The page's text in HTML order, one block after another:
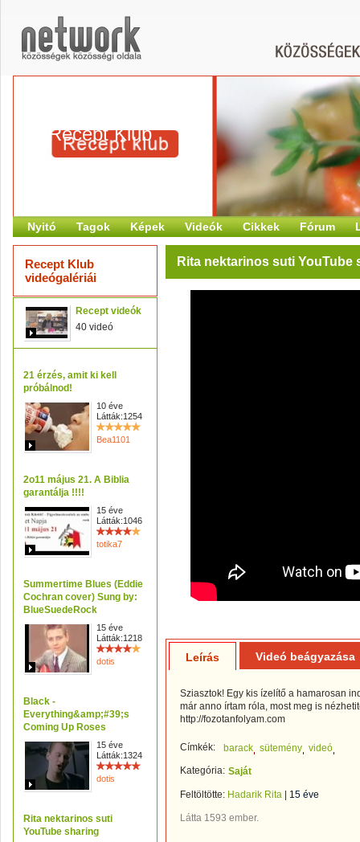
Recept Klub
Nyitó Tagok Képek Videók Cikkek Fórum
Recept Klub
videógalériái
Recept videók
40 videó
21 érzés, amit ki kell
próbálnod!
10 éve
Látták:1254
Bea1101
2o11 május 21. A Biblia
garantálja !!!!
15 éve
Látták:1046
totika7
Summertime Blues (Eddie
Cochran cover) Sung by:
BlueSuedeRock
15 éve
Látták:1218
dotis
Black -
Everything&amp;#39;s
Coming Up Roses
15 éve
Látták:1324
dotis
Rita nektarinos suti
YouTube sharing
Rita nektarinos suti YouTube
Leírás Videó beágyazása
Sziasztok! Egy kis ízelítő a hamarosan
már anno írtam róla, most meg is
http://fozotanfolyam.com
Címkék: barack sütemény videó
Kategória: Saját
Feltöltötte: Hadarik Rita 15 éve
Látta 1593 ember.